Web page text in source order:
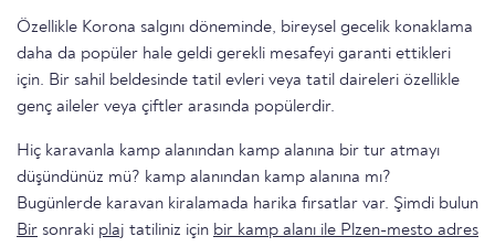
Özellikle Korona salgını döneminde, bireysel gecelik konaklama
daha da popüler hale geldi gerekli mesafeyi garanti ettikleri
için. Bir sahil beldesinde tatil evleri veya tatil daireleri özellikle
genç aileler veya çiftler arasında popülerdir.
Hiç karavanla kamp alanından kamp alanına bir tur atmayı
düşündünüz mü? kamp alanından kamp alanına mı?
Bugünlerde karavan kiralamada harika fırsatlar var. Şimdi bulun
Bir sonraki plaj tatiliniz için bir kamp alanı ile Plzen-mesto adres